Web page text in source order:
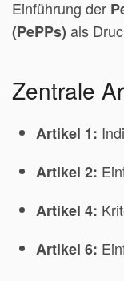
Einführung der
(PePPs) als
Zentrale
Artikel 1:
Artikel 2:
Artikel 4:
Artikel 6: